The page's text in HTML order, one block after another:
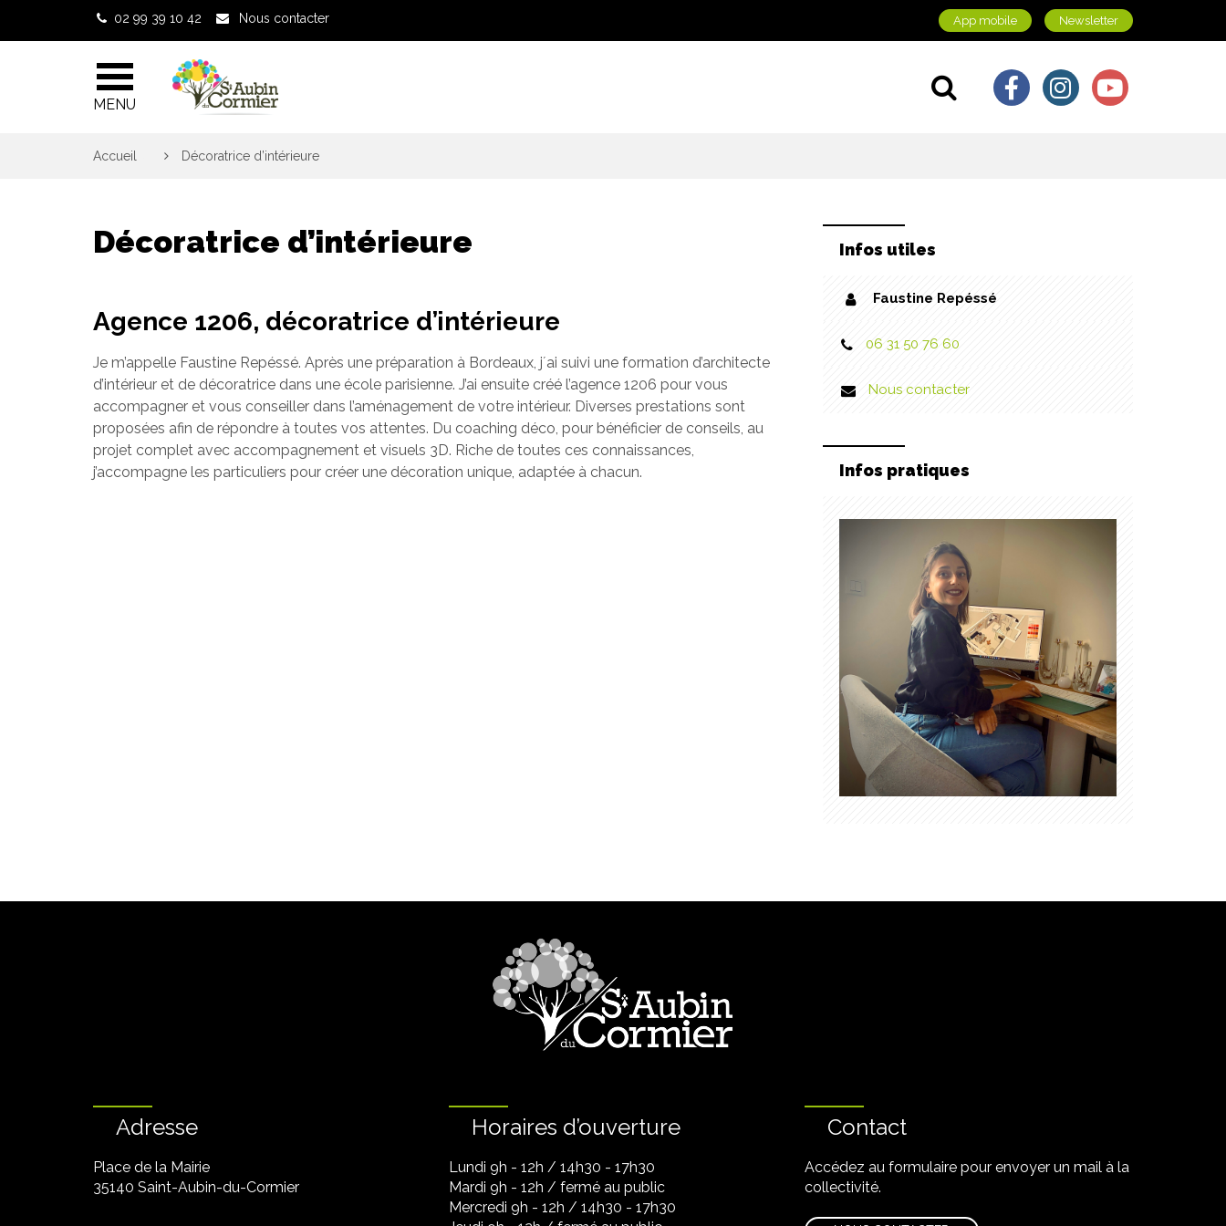
02 99 39 10 42 Nous contacter App mobile Newsletter
MENU Lien vers le
Lien vers le
Lien vers
Accueil Décoratrice d’intérieure
Décoratrice d’intérieure
Agence 1206, décoratrice d’intérieure
Je m’appelle Faustine Repéssé. Après une préparation à Bordeaux, j´ai suivi une formation d’architecte
d’intérieur et de décoratrice dans une école parisienne. J’ai ensuite créé l’agence 1206 pour vous
accompagner et vous conseiller dans l’aménagement de votre intérieur. Diverses prestations sont
proposées afin de répondre à toutes vos attentes. Du coaching déco, pour bénéficier de conseils, au
projet complet avec accompagnement et visuels 3D. Riche de toutes ces connaissances,
j’accompagne les particuliers pour créer une décoration unique, adaptée à chacun.
Infos utiles
Faustine Repéssé
06 31 50 76 60
Nous contacter
Infos pratiques
Adresse
Place de la Mairie
35140 Saint-Aubin-du-Cormier
Horaires d’ouverture
Lundi 9h - 12h / 14h30 - 17h30
Mardi 9h - 12h / fermé au public
Mercredi 9h - 12h / 14h30 - 17h30
Contact
Accédez au formulaire pour envoyer un mail à la
collectivité.